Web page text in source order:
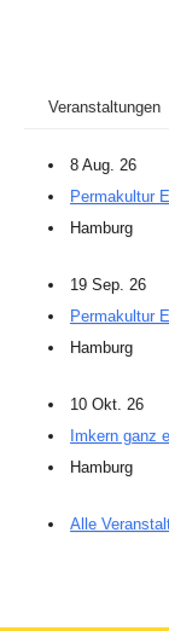
Veranstaltungen
8 Aug. 26
Permakultur
Hamburg
19 Sep. 26
Permakultur
Hamburg
10 Okt. 26
Imkern ganz
Hamburg
Alle